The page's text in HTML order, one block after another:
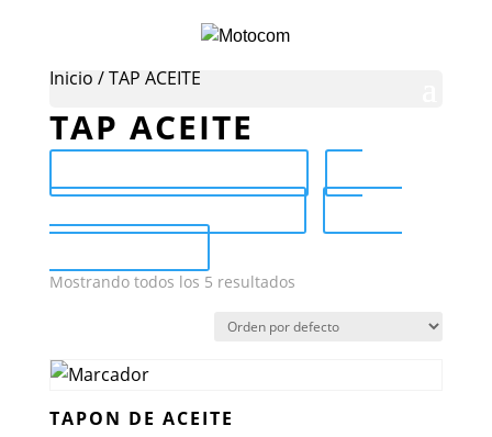
Inicio / TAP ACEITE
TAP ACEITE
Mostrando todos los 5 resultados
TAPON DE ACEITE